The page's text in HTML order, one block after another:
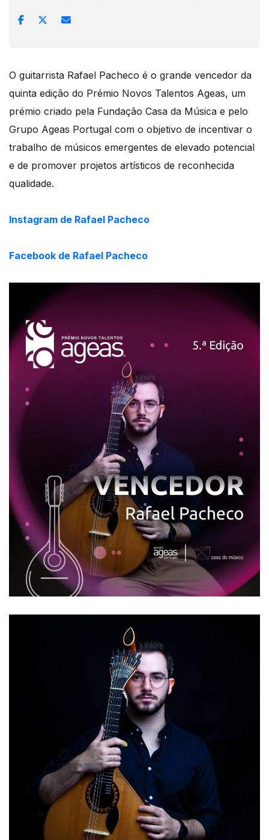
O guitarrista Rafael Pacheco é o grande vencedor da
quinta edição do Prémio Novos Talentos Ageas, um
prémio criado pela Fundação Casa da Música e pelo
Grupo Ageas Portugal com o objetivo de incentivar o
trabalho de músicos emergentes de elevado potencial
e de promover projetos artísticos de reconhecida
qualidade.
Instagram de Rafael Pacheco
Facebook de Rafael Pacheco